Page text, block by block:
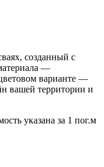
созданный с
—
варианте —
вашей территории и
указана за 1 пог.м